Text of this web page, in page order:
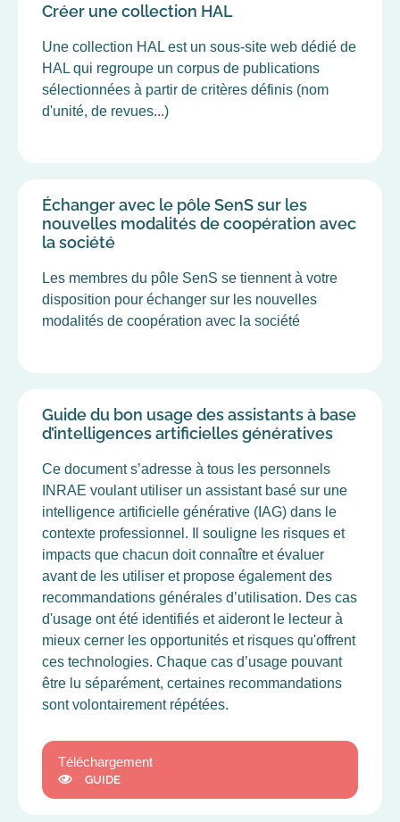
Créer une collection HAL
Une collection HAL est un sous-site web dédié de
HAL qui regroupe un corpus de publications
sélectionnées à partir de critères définis (nom
d'unité, de revues...)
Échanger avec le pôle SenS sur les
nouvelles modalités de coopération avec
la société
Les membres du pôle SenS se tiennent à votre
disposition pour échanger sur les nouvelles
modalités de coopération avec la société
Guide du bon usage des assistants à base
d’intelligences artificielles génératives
Ce document s’adresse à tous les personnels
INRAE voulant utiliser un assistant basé sur une
intelligence artificielle générative (IAG) dans le
contexte professionnel. Il souligne les risques et
impacts que chacun doit connaître et évaluer
avant de les utiliser et propose également des
recommandations générales d’utilisation. Des cas
d'usage ont été identifiés et aideront le lecteur à
mieux cerner les opportunités et risques qu'offrent
ces technologies. Chaque cas d’usage pouvant
être lu séparément, certaines recommandations
sont volontairement répétées.
Téléchargement
GUIDE